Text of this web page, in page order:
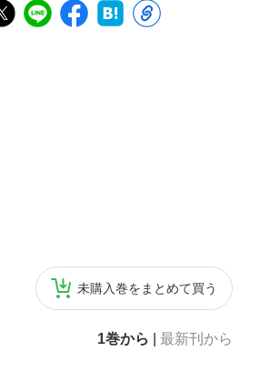
未購入巻をまとめて買う
1巻から 最新刊から